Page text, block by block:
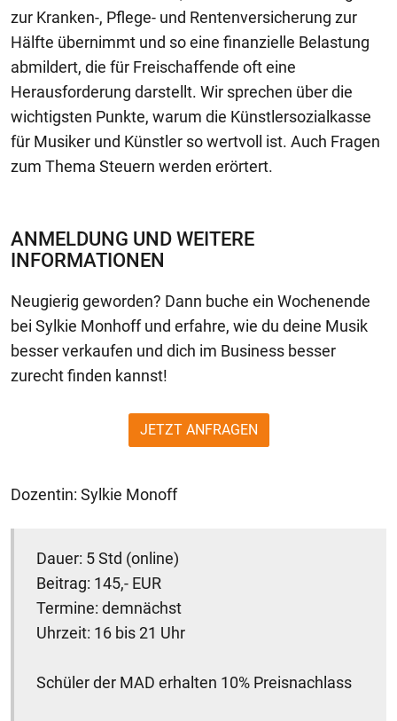
zur Kranken-, Pflege- und Rentenversicherung zur
Hälfte übernimmt und so eine finanzielle Belastung
abmildert, die für Freischaffende oft eine
Herausforderung darstellt. Wir sprechen über die
wichtigsten Punkte, warum die Künstlersozialkasse
für Musiker und Künstler so wertvoll ist. Auch Fragen
zum Thema Steuern werden erörtert.
ANMELDUNG UND WEITERE
INFORMATIONEN
Neugierig geworden? Dann buche ein Wochenende
bei Sylkie Monhoff und erfahre, wie du deine Musik
besser verkaufen und dich im Business besser
zurecht finden kannst!
JETZT ANFRAGEN
Dozentin: Sylkie Monoff
Dauer: 5 Std (online)
Beitrag: 145,- EUR
Termine: demnächst
Uhrzeit: 16 bis 21 Uhr
Schüler der MAD erhalten 10% Preisnachlass